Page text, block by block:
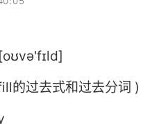
的过去式和过去分词 )